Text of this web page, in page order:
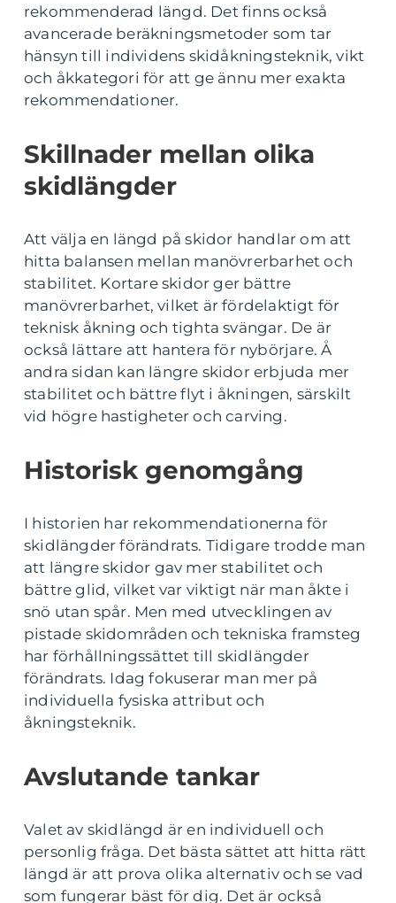
rekommenderad längd. Det finns också
avancerade beräkningsmetoder som tar
hänsyn till individens skidåkningsteknik, vikt
och åkkategori för att ge ännu mer exakta
rekommendationer.
Skillnader mellan olika
skidlängder
Att välja en längd på skidor handlar om att
hitta balansen mellan manövrerbarhet och
stabilitet. Kortare skidor ger bättre
manövrerbarhet, vilket är fördelaktigt för
teknisk åkning och tighta svängar. De är
också lättare att hantera för nybörjare. Å
andra sidan kan längre skidor erbjuda mer
stabilitet och bättre flyt i åkningen, särskilt
vid högre hastigheter och carving.
Historisk genomgång
I historien har rekommendationerna för
skidlängder förändrats. Tidigare trodde man
att längre skidor gav mer stabilitet och
bättre glid, vilket var viktigt när man åkte i
snö utan spår. Men med utvecklingen av
pistade skidområden och tekniska framsteg
har förhållningssättet till skidlängder
förändrats. Idag fokuserar man mer på
individuella fysiska attribut och
åkningsteknik.
Avslutande tankar
Valet av skidlängd är en individuell och
personlig fråga. Det bästa sättet att hitta rätt
längd är att prova olika alternativ och se vad
som fungerar bäst för dig. Det är också